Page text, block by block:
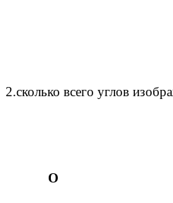
2.сколько всего углов
О